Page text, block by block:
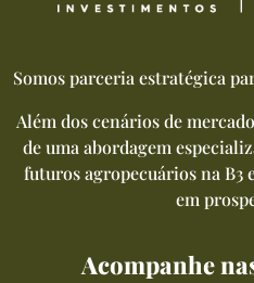
Somos parceria estratégica
Além dos cenários de
de uma abordagem
futuros agropecuários na B3
em
Acompanhe